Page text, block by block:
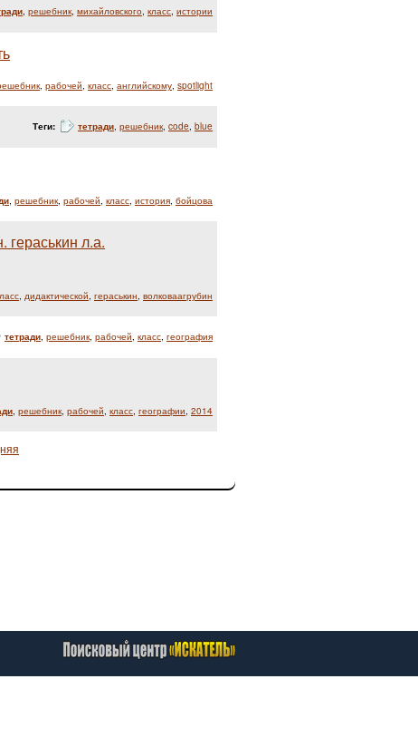
, решебник, михайловского, класс, истории
, рабочей, класс, английскому, spotlight
Теги: тетради, решебник, code, blue
, решебник, рабочей, класс, история, бойцова
гераськин л.а.
, дидактической, гераськин, волковаагрубин
тетради, решебник, рабочей, класс, география
, решебник, рабочей, класс, географии, 2014